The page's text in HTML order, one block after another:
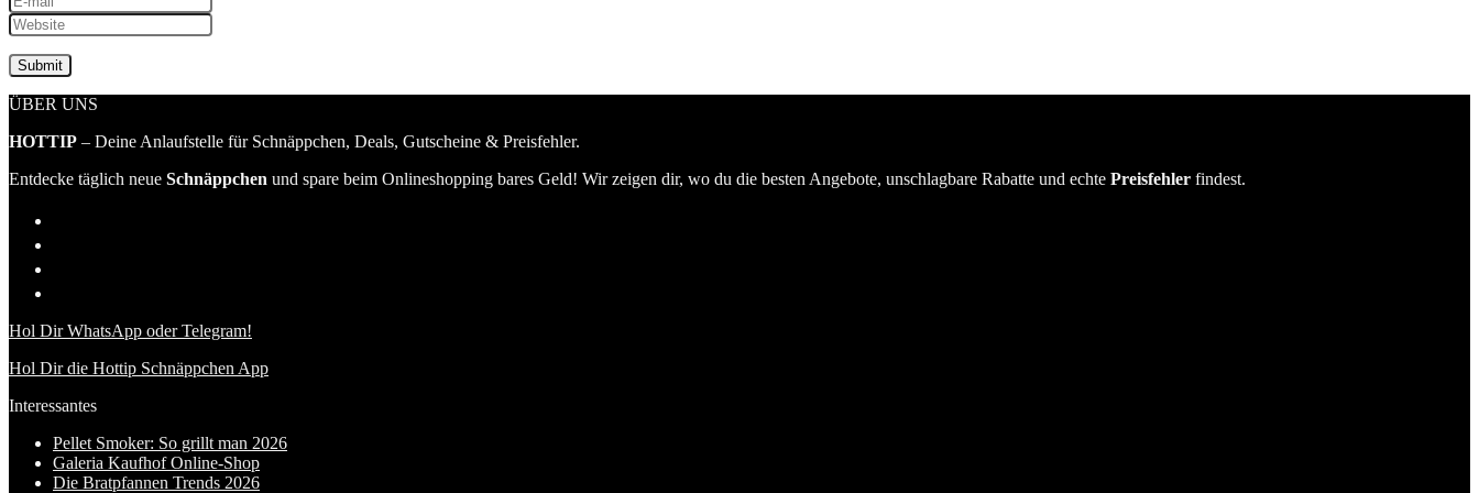
ÜBER UNS
HOTTIP – Deine Anlaufstelle für Schnäppchen, Deals, Gutscheine & Preisfehler.
Entdecke täglich neue Schnäppchen und spare beim Onlineshopping bares Geld! Wir zeigen dir, wo du die besten Angebote, unschlagbare Rabatte und echte Preisfehler findest.
Hol Dir WhatsApp oder Telegram!
Hol Dir die Hottip Schnäppchen App
Interessantes
Pellet Smoker: So grillt man 2026
Galeria Kaufhof Online-Shop
Die Bratpfannen Trends 2026